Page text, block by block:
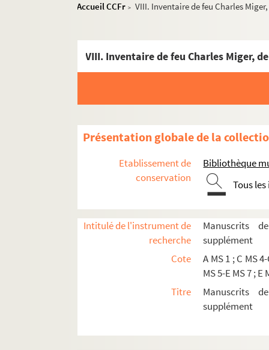
Accueil CCFr > VIII. Inventaire de feu Charles
VIII. Inventaire de feu Charles Miger,
Présentation globale de la
Etablissement de
conservation
Bibliothèque
Tous
Intitulé de l'instrument de
recherche
Manuscrits
supplément
Cote
A MS 1 ; C MS
MS 5-E MS 7 ; E
Titre
Manuscrits
supplément
E MS 5. Catalogue de la bibliothèque de
A MS 1. Table des comédies de Carlo Goldoni
ICO A 1. Antoine-René Trinquart. Homme